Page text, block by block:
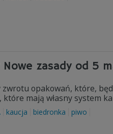
zasady od 5
opakowań, które,
mają własny system
kaucja biedronka piwo